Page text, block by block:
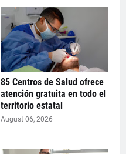
85 Centros de Salud ofrece
atención gratuita en todo el
territorio estatal
August 06, 2026